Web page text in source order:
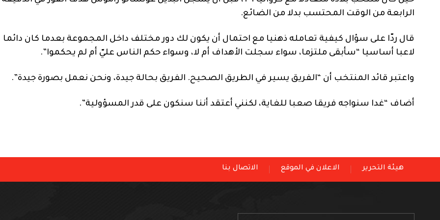
الرابعة من الوقت المحتسب بدلا من الضائع.
قال ردّا على سؤال كيفية تعامله ذهنيا مع احتمال أن يكون لك دور مختلف داخل المجموعة بعدما كان دائما
لاعبا أساسيا “سأبقى ملتزما، سواء سجلت الأهداف أم لا، وسواء حكم الناس عليّ أم لم يحكموا”.
واعتبر قائد المنتخب أن “الفريق يسير في الطريق الصحيح. الفريق بحالة جيدة، ونحن نعمل بصورة جيدة”.
أضاف “غدا سنواجه فريقا صعبا للغاية، لكنني أعتقد أننا سنكون على قدر المسؤولية”.
هيئة التحرير الاعلان في الموقع الاتصال بنا